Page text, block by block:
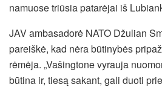
namuose triūsia patarėjai iš
JAV ambasadorė NATO Džulian
pareiškė, kad nėra būtinybės
rėmėja. „Vašingtone vyrauja
būtina ir, tiesą sakant, gali duoti